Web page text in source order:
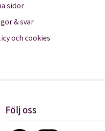
sidor
& svar
och cookies
Följ oss